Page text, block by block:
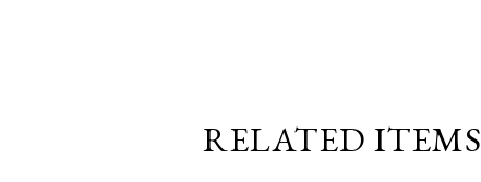
RELATED ITEMS